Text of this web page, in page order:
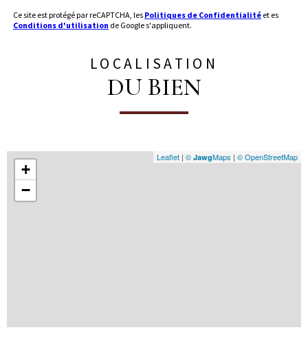
Ce site est protégé par reCAPTCHA, les Politiques de Confidentialité et es
Conditions d'utilisation de Google s'appliquent.
LOCALISATION
DU BIEN
+
−
Leaflet | © JawgMaps | © OpenStreetMap